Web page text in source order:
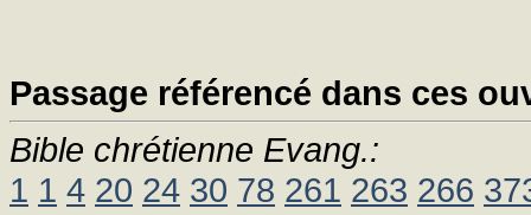
Passage référencé dans ces
Bible chrétienne Evang.:
1 1 4 20 24 30 78 261 263 266